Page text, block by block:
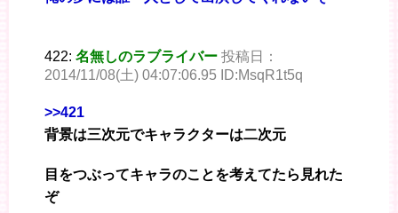
422: 名無しのラブライバー 投稿日：
2014/11/08(土) 04:07:06.95 ID:MsqR1t5q
>>421
背景は三次元でキャラクターは二次元
目をつぶってキャラのことを考えてたら見れた
ぞ